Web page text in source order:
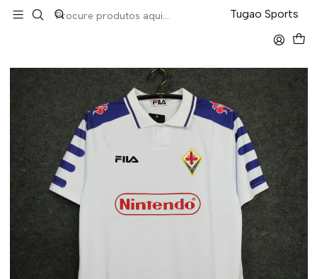
Tugao Sports